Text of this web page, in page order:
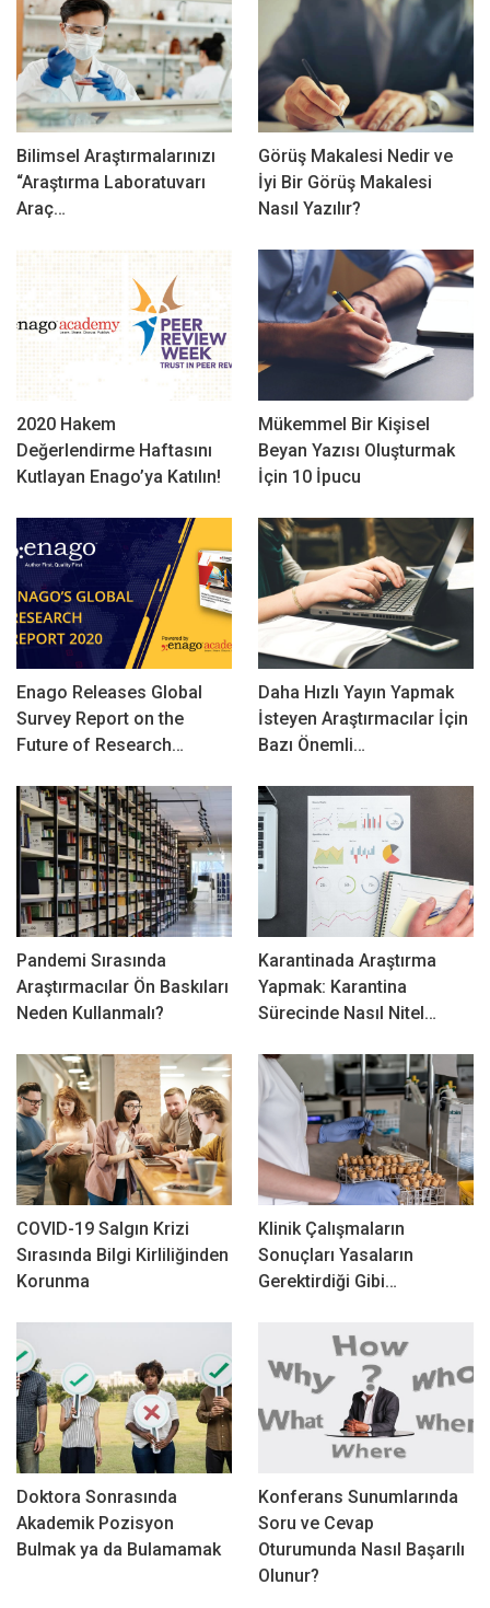
Bilimsel Araştırmalarınızı
“Araştırma Laboratuvarı
Araç…
Görüş Makalesi Nedir ve
İyi Bir Görüş Makalesi
Nasıl Yazılır?
2020 Hakem
Değerlendirme Haftasını
Kutlayan Enago’ya Katılın!
Mükemmel Bir Kişisel
Beyan Yazısı Oluşturmak
İçin 10 İpucu
Enago Releases Global
Survey Report on the
Future of Research…
Daha Hızlı Yayın Yapmak
İsteyen Araştırmacılar İçin
Bazı Önemli…
Pandemi Sırasında
Araştırmacılar Ön Baskıları
Neden Kullanmalı?
Karantinada Araştırma
Yapmak: Karantina
Sürecinde Nasıl Nitel…
COVID-19 Salgın Krizi
Sırasında Bilgi Kirliliğinden
Korunma
Klinik Çalışmaların
Sonuçları Yasaların
Gerektirdiği Gibi…
Doktora Sonrasında
Akademik Pozisyon
Bulmak ya da Bulamamak
Konferans Sunumlarında
Soru ve Cevap
Oturumunda Nasıl Başarılı
Olunur?